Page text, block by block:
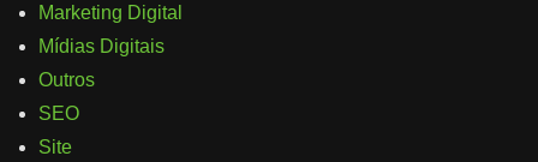
Marketing Digital
Mídias Digitais
Outros
SEO
Site